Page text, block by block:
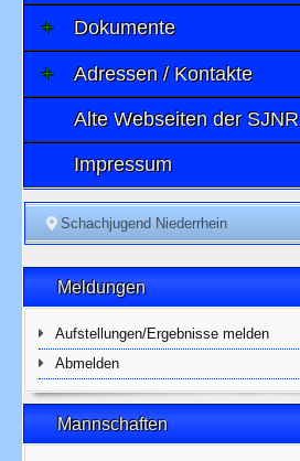
Dokumente
Adressen / Kontakte
Alte Webseiten der SJNR
Impressum
Schachjugend Niederrhein
Meldungen
Aufstellungen/Ergebnisse melden
Abmelden
Mannschaften